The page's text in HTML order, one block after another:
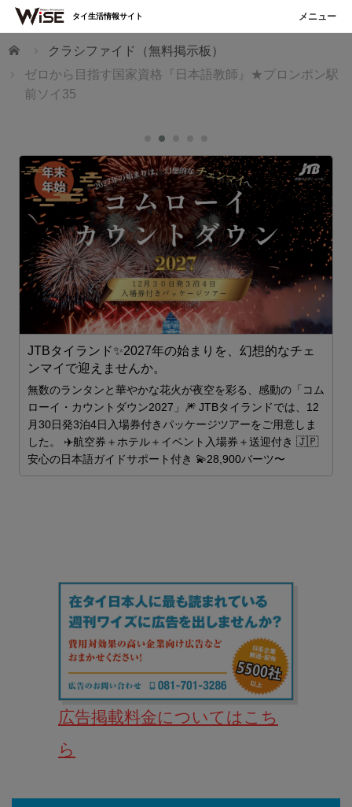
ホーム
クラシファイド（無料掲示板）
ゼロから目指す国家資格『日本語教師』★プロンポン駅
前ソイ35
JTBタイランド✨2027年の始まりを、幻想的なチェ
ンマイで迎えませんか。
無数のランタンと華やかな花火が夜空を彩る、感動の「コム
ローイ・カウントダウン2027」🎆 JTBタイランドでは、12
月30日発3泊4日入場券付きパッケージツアーをご用意しま
した。 ✈️航空券＋ホテル＋イベント入場券＋送迎付き 🇯🇵
安心の日本語ガイドサポート付き 💫28,900バーツ〜
広告掲載料金についてはこち
ら
タイ生活情報サイト